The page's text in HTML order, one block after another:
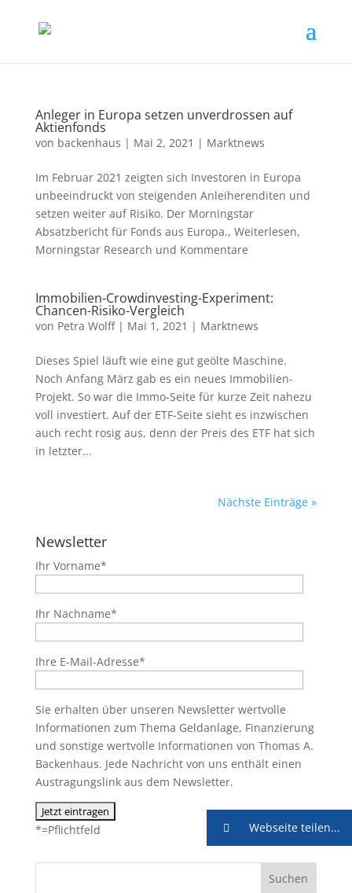
Anleger in Europa setzen unverdrossen auf
Aktienfonds
von backenhaus | Mai 2, 2021 | Marktnews
Im Februar 2021 zeigten sich Investoren in Europa
unbeeindruckt von steigenden Anleiherenditen und
setzen weiter auf Risiko. Der Morningstar
Absatzbericht für Fonds aus Europa., Weiterlesen,
Morningstar Research und Kommentare
Immobilien-Crowdinvesting-Experiment:
Chancen-Risiko-Vergleich
von Petra Wolff| Mai 1, 2021 | Marktnews
Dieses Spiel läuft wie eine gut geölte Maschine.
Noch Anfang März gab es ein neues Immobilien-
Projekt. So war die Immo-Seite für kurze Zeit nahezu
voll investiert. Auf der ETF-Seite sieht es inzwischen
auch recht rosig aus, denn der Preis des ETF hat sich
in letzter...
Nächste Einträge »
Newsletter
Ihr Vorname*
Ihr Nachname*
Ihre E-Mail-Adresse*
Sie erhalten über unseren Newsletter wertvolle
Informationen zum Thema Geldanlage, Finanzierung
und sonstige wertvolle Informationen von Thomas A.
Backenhaus. Jede Nachricht von uns enthält einen
Austragungslink aus dem Newsletter.
*=Pflichtfeld Webseite teilen...